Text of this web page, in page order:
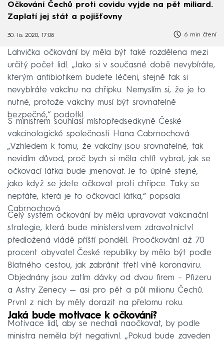
Očkování Čechů proti covidu vyjde na pět miliard.
Zaplatí jej stát a pojišťovny
30. lis 2020, 17:08 6 min čtení
Lahvička očkování by měla být také rozdělena mezi
určitý počet lidí. „Jako si v současné době nevybíráte,
kterým antibiotikem budete léčeni, stejně tak si
nevybíráte vakcínu na chřipku. Nemyslím si, že je to
nutné, protože vakcíny musí být srovnatelně
bezpečné,“ podotkl.
S ministrem souhlasí místopředsedkyně České
vakcinologické společnosti Hana Cabrnochová.
„Vzhledem k tomu, že vakcíny jsou srovnatelné, tak
nevidím důvod, proč bych si měla chtít vybrat, jak se
očkovací látka bude jmenovat. Je to úplně stejné,
jako když se jdete očkovat proti chřipce. Taky se
neptáte, která je to očkovací látka,“ popsala
Cabrnochová.
Celý systém očkování by měla upravovat vakcinační
strategie, která bude ministerstvem zdravotnictví
předložená vládě příští pondělí. Proočkování až 70
procent obyvatel České republiky by mělo být podle
Blatného cestou, jak zabránit třetí vlně koronaviru.
Objednány jsou zatím dávky od dvou firem – Pfizeru
a Astry Zenecy — asi pro pět a půl milionu Čechů.
První z nich by měly dorazit na přelomu roku.
Jaká bude motivace k očkování?
Motivace lidí, aby se nechali naočkovat, by podle
ministra neměla být negativní. „Pokud bude zaveden